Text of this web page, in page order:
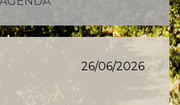
26/06/2026